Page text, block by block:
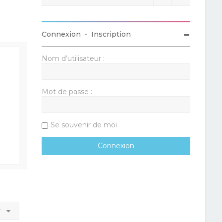
Connexion • Inscription
Nom d’utilisateur :
Mot de passe :
Se souvenir de moi